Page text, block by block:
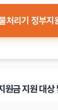
처리기 정부지
원금 지원 대상